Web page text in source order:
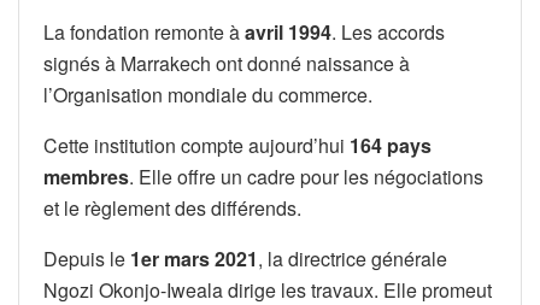
La fondation remonte àavril 1994. Les accords
signés à Marrakech ont donné naissance à
l’Organisation mondiale du commerce.
Cette institution compte aujourd’hui 164 pays
membres. Elle offre un cadre pour les négociations
et le règlement des différends.
Depuis le 1er mars 2021, la directrice générale
Ngozi Okonjo-Iweala dirige les travaux. Elle promeut